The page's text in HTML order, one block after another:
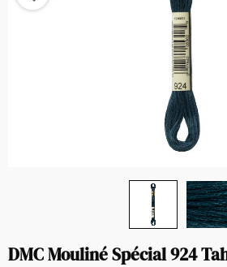
DMC Mouliné Spécial 924